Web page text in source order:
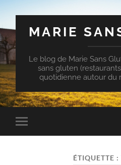
MARIE
Le blog de Marie Sans
sans gluten
quotidienne autour du
Toggle
mobile
ÉTIQUETTE :